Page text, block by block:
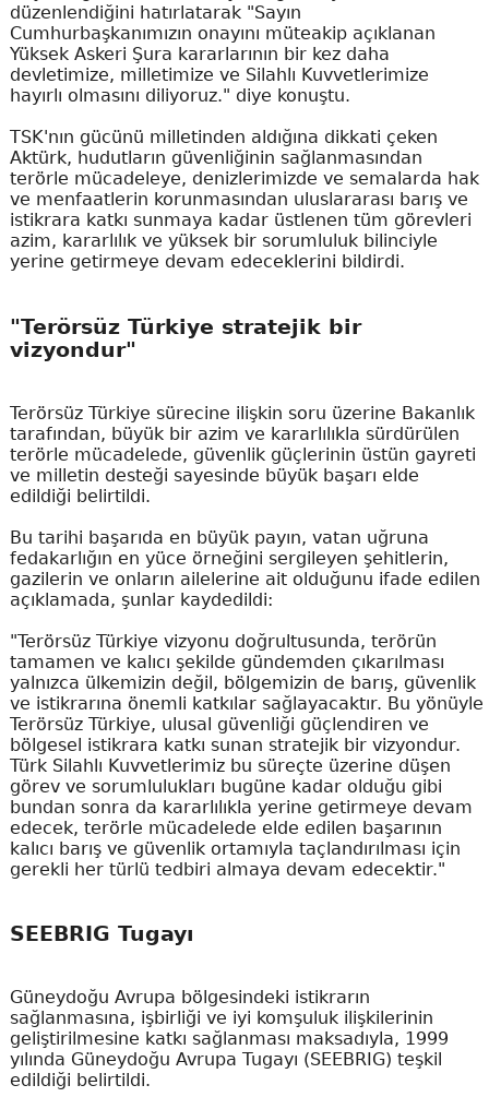
düzenlendiğini hatırlatarak "Sayın
Cumhurbaşkanımızın onayını müteakip açıklanan
Yüksek Askeri Şura kararlarının bir kez daha
devletimize, milletimize ve Silahlı Kuvvetlerimize
hayırlı olmasını diliyoruz." diye konuştu.
TSK'nın gücünü milletinden aldığına dikkati çeken
Aktürk, hudutların güvenliğinin sağlanmasından
terörle mücadeleye, denizlerimizde ve semalarda hak
ve menfaatlerin korunmasından uluslararası barış ve
istikrara katkı sunmaya kadar üstlenen tüm görevleri
azim, kararlılık ve yüksek bir sorumluluk bilinciyle
yerine getirmeye devam edeceklerini bildirdi.
"Terörsüz Türkiye stratejik bir
vizyondur"
Terörsüz Türkiye sürecine ilişkin soru üzerine Bakanlık
tarafından, büyük bir azim ve kararlılıkla sürdürülen
terörle mücadelede, güvenlik güçlerinin üstün gayreti
ve milletin desteği sayesinde büyük başarı elde
edildiği belirtildi.
Bu tarihi başarıda en büyük payın, vatan uğruna
fedakarlığın en yüce örneğini sergileyen şehitlerin,
gazilerin ve onların ailelerine ait olduğunu ifade edilen
açıklamada, şunlar kaydedildi:
"Terörsüz Türkiye vizyonu doğrultusunda, terörün
tamamen ve kalıcı şekilde gündemden çıkarılması
yalnızca ülkemizin değil, bölgemizin de barış, güvenlik
ve istikrarına önemli katkılar sağlayacaktır. Bu yönüyle
Terörsüz Türkiye, ulusal güvenliği güçlendiren ve
bölgesel istikrara katkı sunan stratejik bir vizyondur.
Türk Silahlı Kuvvetlerimiz bu süreçte üzerine düşen
görev ve sorumlulukları bugüne kadar olduğu gibi
bundan sonra da kararlılıkla yerine getirmeye devam
edecek, terörle mücadelede elde edilen başarının
kalıcı barış ve güvenlik ortamıyla taçlandırılması için
gerekli her türlü tedbiri almaya devam edecektir."
SEEBRIG Tugayı
Güneydoğu Avrupa bölgesindeki istikrarın
sağlanmasına, işbirliği ve iyi komşuluk ilişkilerinin
geliştirilmesine katkı sağlanması maksadıyla, 1999
yılında Güneydoğu Avrupa Tugayı (SEEBRIG) teşkil
edildiği belirtildi.